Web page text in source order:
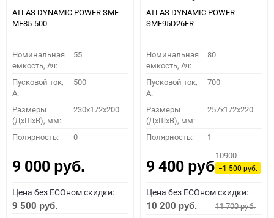
ATLAS DYNAMIC POWER SMF
MF85-500
Номинальная
емкость, Ач:
55
Пусковой ток,
A:
500
Размеры
(ДхШхВ), мм:
230x172x200
Полярность: 0
9 000 руб.
Цена без ECOном скидки:
9 500 руб.
ATLAS DYNAMIC POWER
SMF95D26FR
Номинальная
емкость, Ач:
80
Пусковой ток,
A:
700
Размеры
(ДхШхВ), мм:
257x172x220
Полярность: 1
9 400 руб.
10900
−1 500руб.
Цена без ECOном скидки:
10 200 руб. 11 700руб.